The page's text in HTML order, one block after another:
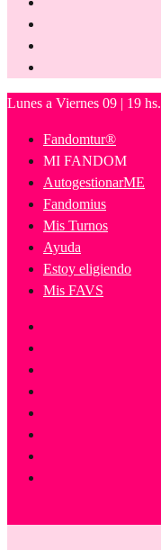
Lunes a Viernes 09 | 19 hs.
Fandomtur®
MI FANDOM
AutogestionarME
Fandomius
Mis Turnos
Ayuda
Estoy eligiendo
Mis FAVS